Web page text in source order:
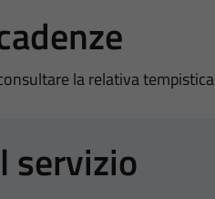
la relativa tempistica
servizio